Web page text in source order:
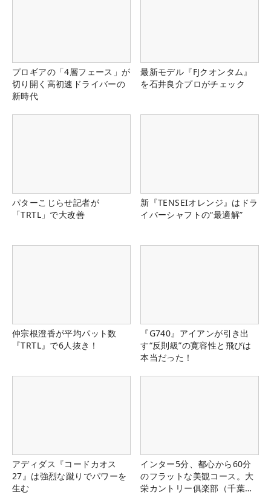
プロギアの「4層フェース」が
切り開く高初速ドライバーの
新時代
最新モデル『FJクオンタム』
を石井良介プロがチェック
パターこじらせ記者が
「TRTL」で大改善
新『TENSEIオレンジ』はドラ
イバーシャフトの“最適解”
仲宗根澄香が平均パット数
『TRTL』で6人抜き！
『G740』アイアンが引き出
す“反則級”の寛容性と飛びは
本当だった！
アディダス『コードカオス
27』は強烈な蹴りでパワーを
生む
インター5分、都心から60分
のフラットな美観コース。大
栄カントリー俱楽部（千葉